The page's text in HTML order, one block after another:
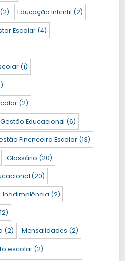
(2) Educação Infantil (2)
Escolar (4)
(1)
(2)
Gestão Educacional (6)
Financeira Escolar (13)
Glossário (20)
(20)
Inadimplência (2)
(2) Mensalidades (2)
escolar (2)